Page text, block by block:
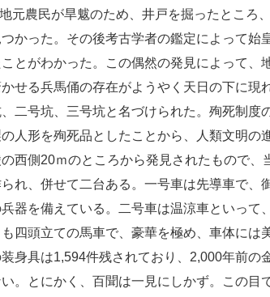
元農民が旱魃のため、井戸を掘ったところ
かった。その後考古学者の鑑定によって始
とがわかった。この偶然の発見によって、
せる兵馬俑の存在がようやく天日の下に現
二号坑、三号坑と名づけられた。殉死制度
人形を殉死品としたことから、人類文明の
西側20ｍのところから発見されたもので、
れ、併せて二台ある。一号車は先導車で、
器を備えている。二号車は温涼車といって
四頭立ての馬車で、豪華を極め、車体には
身具は1,594件残されており、2,000年前の
。とにかく、百聞は一見にしかず。この目